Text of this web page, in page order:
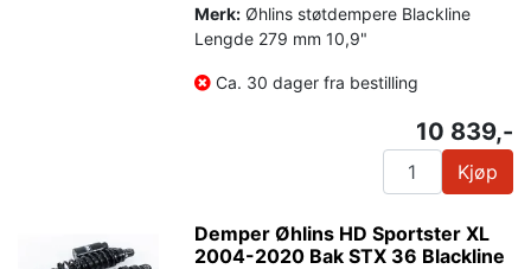
Merk: Øhlins støtdempere Blackline
Lengde 279 mm 10,9"
Ca. 30 dager fra bestilling
10 839,-
Kjøp
Demper Øhlins HD Sportster XL
2004-2020 Bak STX 36 Blackline